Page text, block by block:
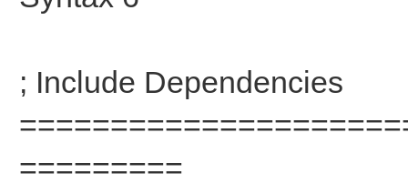
; Include Dependencies
=========